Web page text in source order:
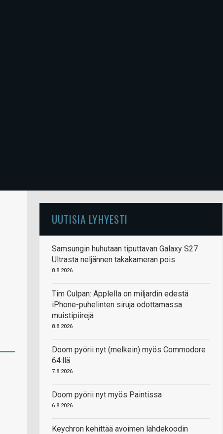
UUTISIA LYHYESTI
Samsungin huhutaan tiputtavan Galaxy S27
Ultrasta neljännen takakameran pois
8.8.2026
Tim Culpan: Applella on miljardin edestä
iPhone-puhelinten siruja odottamassa
muistipiirejä
8.8.2026
Doom pyörii nyt (melkein) myös Commodore
64:llä
7.8.2026
Doom pyörii nyt myös Paintissa
6.8.2026
Keychron kehittää avoimen lähdekoodin